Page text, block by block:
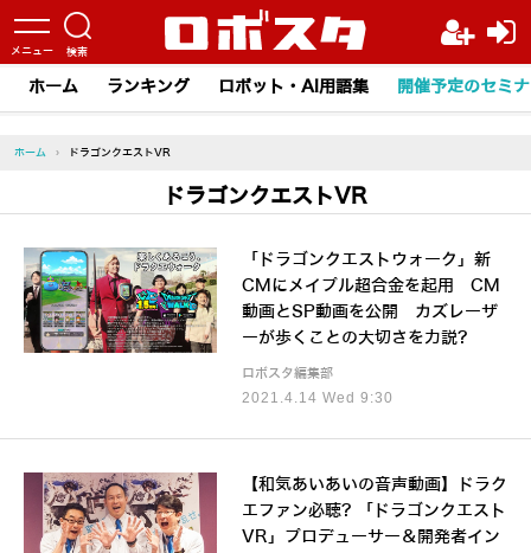
ホーム ランキング ロボット・AI用語集 開催予定のセミ
ホーム › ドラゴンクエストVR
ドラゴンクエストVR
2021.4.14 Wed 9:30
「ドラゴンクエストウォーク」新
CMにメイプル超合金を起用 CM
動画とSP動画を公開 カズレーザ
ーが歩くことの大切さを力説?
ロボスタ編集部
【和気あいあいの音声動画】ドラク
エファン必聴? 「ドラゴンクエスト
VR」プロデューサー＆開発者イン